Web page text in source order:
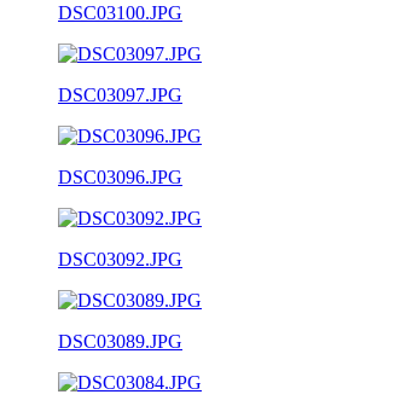
DSC03100.JPG
DSC03097.JPG
DSC03096.JPG
DSC03092.JPG
DSC03089.JPG